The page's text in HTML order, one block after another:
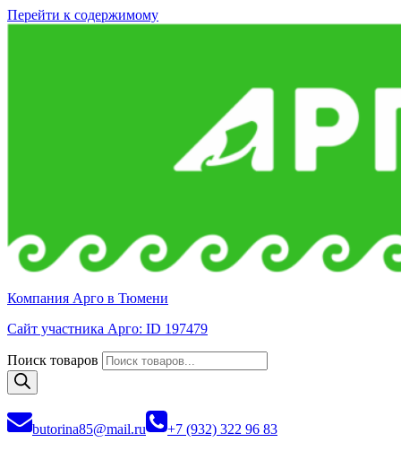
Перейти к содержимому
Компания Арго в Тюмени
Сайт участника Арго: ID 197479
Поиск товаров
butorina85@mail.ru
+7 (932) 322 96 83